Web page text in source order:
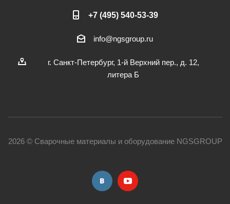
+7 (495) 540-53-39
info@ngsgroup.ru
г. Санкт-Петербург, 1-й Верхний пер., д. 12,
литера Б
2026 © Сварочные материалы и оборудование NGSGROUP